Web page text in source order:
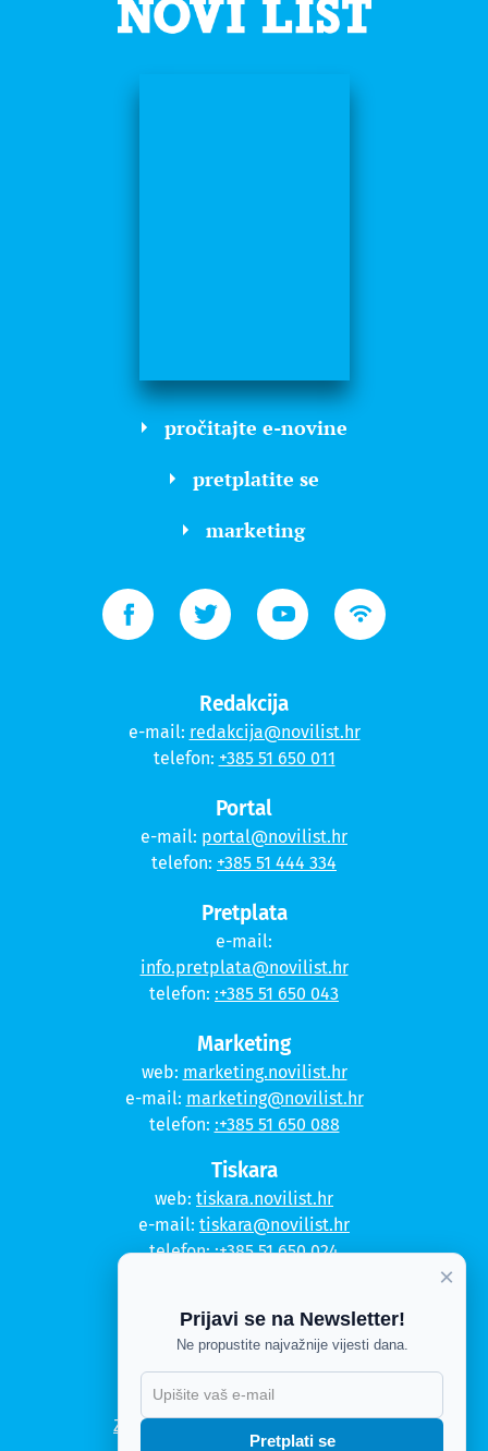
pročitajte e-novine
pretplatite se
marketing
Redakcija
e-mail: redakcija@novilist.hr
telefon: +385 51 650 011
Portal
e-mail: portal@novilist.hr
telefon: +385 51 444 334
Pretplata
e-mail:
info.pretplata@novilist.hr
telefon: :+385 51 650 043
Marketing
web: marketing.novilist.hr
e-mail: marketing@novilist.hr
telefon: :+385 51 650 088
Tiskara
web: tiskara.novilist.hr
e-mail: tiskara@novilist.hr
telefon::+385 51 650 024
Kontakt
Politika privatnosti
Politika kolačića
Zahtjev za pristup informacijama
×
Prijavi se na Newsletter!
Ne propustite najvažnije vijesti dana.
Pretplati se